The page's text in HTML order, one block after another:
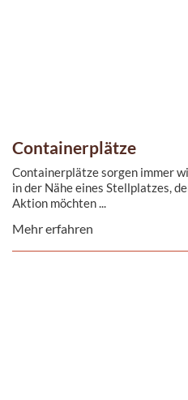
Containerplätze
Containerplätze sorgen immer
in der Nähe eines Stellplatzes,
Aktion möchten ...
Mehr erfahren